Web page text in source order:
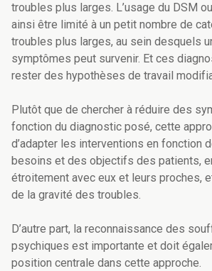
troubles plus larges. L’usage du DSM
ainsi être limité à un petit nombre de
troubles plus larges, au sein desquels
symptômes peut survenir. Et ces
rester des hypothèses de travail
Plutôt que de chercher à réduire des
fonction du diagnostic posé, cette
d’adapter les interventions en fonction
besoins et des objectifs des patients,
étroitement avec eux et leurs proches,
de la gravité des troubles.
D’autre part, la reconnaissance des
psychiques est importante et doit
position centrale dans cette approche.